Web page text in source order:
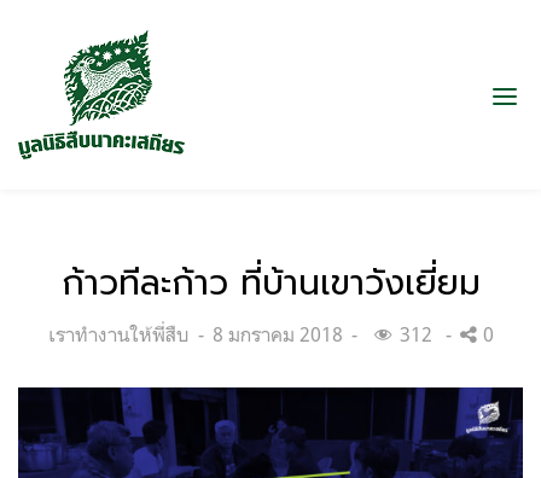
ก้าวทีละก้าว ที่บ้านเขาวังเยี่ยม
Categories:
เราทำงานให้พี่สืบ
Posted
8 มกราคม 2018 312 0